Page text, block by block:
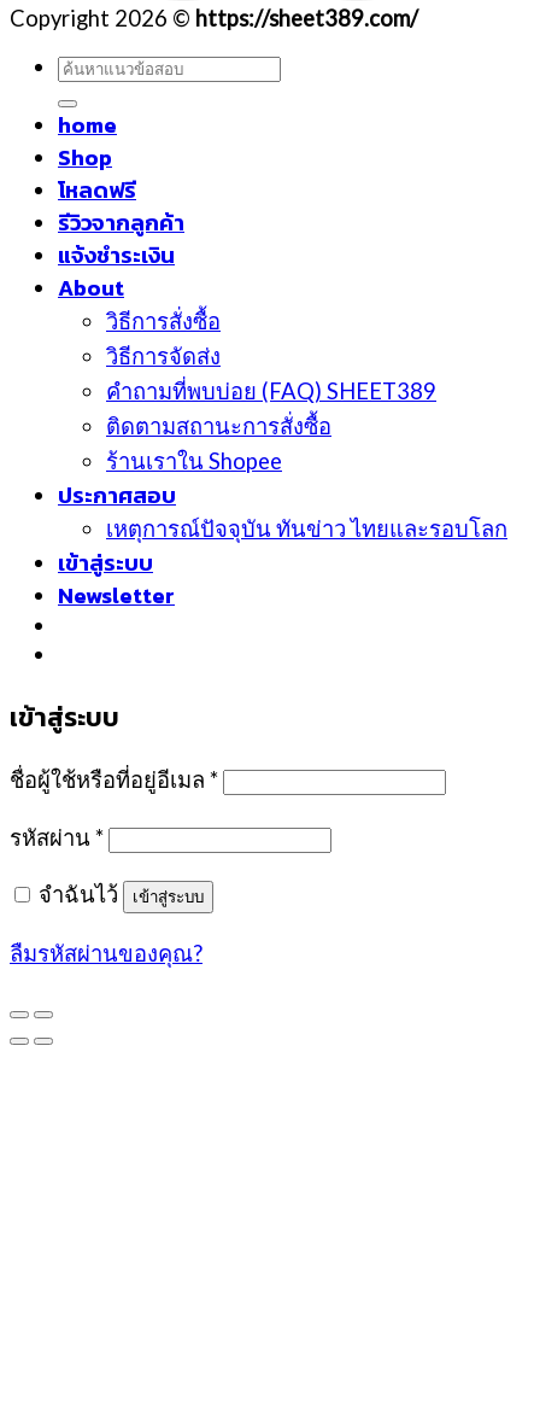
Copyright 2026 © https://sheet389.com/
ค้นหา:
home
Shop
โหลดฟรี
รีวิวจากลูกค้า
แจ้งชำระเงิน
About
วิธีการสั่งซื้อ
วิธีการจัดส่ง
คำถามที่พบบ่อย (FAQ) SHEET389
ติดตามสถานะการสั่งซื้อ
ร้านเราใน Shopee
ประกาศสอบ
เหตุการณ์ปัจจุบัน ทันข่าว ไทยและรอบโลก
เข้าสู่ระบบ
Newsletter
เข้าสู่ระบบ
ชื่อผู้ใช้หรือที่อยู่อีเมล *
รหัสผ่าน *
จำฉันไว้ เข้าสู่ระบบ
ลืมรหัสผ่านของคุณ?